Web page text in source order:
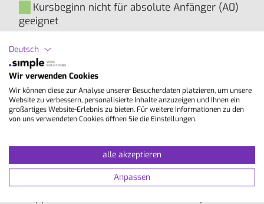
Kursbeginn nicht für absolute Anfänger (A0)
geeignet
absolute Anfänger (A0), geeignet
Inhalte
stehen die vier zentralen Fertigkeiten Lesen,
Schreiben, Hören und Sprechen im Vordergrund.
Besonders wichtig ist dabei die aktive
Kommunikation. Durch Diskussionen,
Deutsch
Wir verwenden Cookies
Wir können diese zur Analyse unserer Besucherdaten platzieren, um unsere
Website zu verbessern, personalisierte Inhalte anzuzeigen und Ihnen ein
großartiges Website-Erlebnis zu bieten. Für weitere Informationen zu den
von uns verwendeten Cookies öffnen Sie die Einstellungen.
alle akzeptieren
Anpassen